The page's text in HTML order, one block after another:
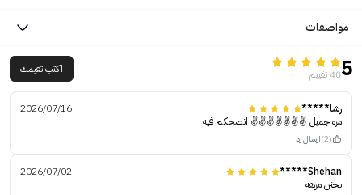
مواصفات
540 تقييم اكتب تقيمك
رشا*****
2026/07/16
مره جميل ✌️✌️✌️✌️✌️✌️✌️ انصحكم فيه
(2) ارسال رد
Shehan*****
2026/07/02
يجنن مرهه